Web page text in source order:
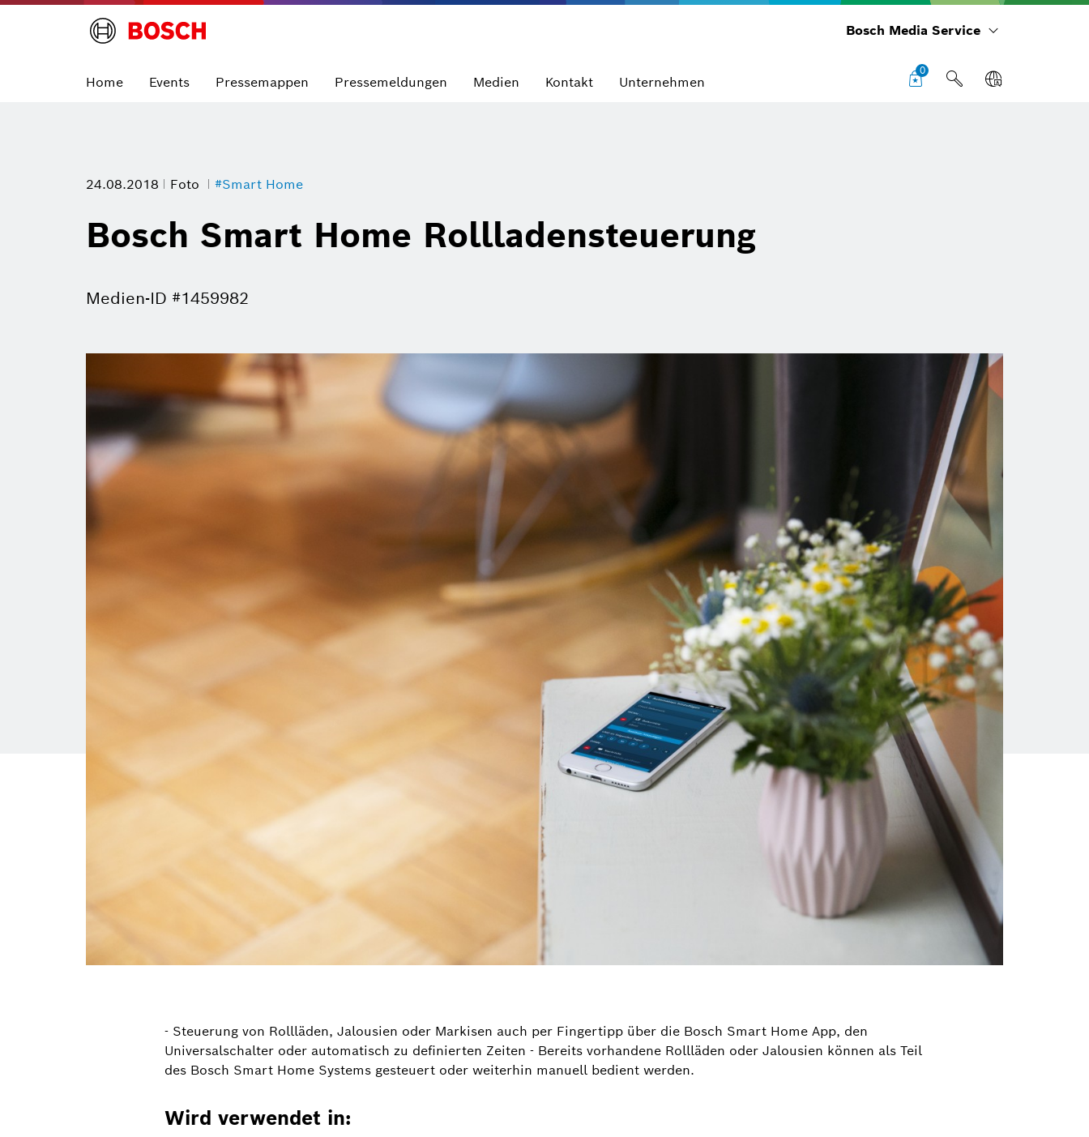
Bosch Media Service
Home Events Pressemappen Pressemeldungen Medien Kontakt Unternehmen
0
24.08.2018 Foto #Smart Home
Bosch Smart Home Rollladensteuerung
Medien-ID #1459982
- Steuerung von Rollläden, Jalousien oder Markisen auch per Fingertipp über die Bosch Smart Home App, den
Universalschalter oder automatisch zu definierten Zeiten - Bereits vorhandene Rollläden oder Jalousien können als Teil
des Bosch Smart Home Systems gesteuert oder weiterhin manuell bedient werden.
Wird verwendet in: